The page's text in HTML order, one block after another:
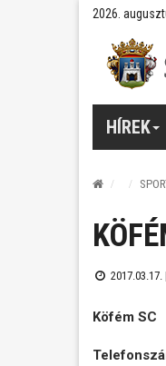
2026.
HÍREK
2017.03.17. |
Köfém SC